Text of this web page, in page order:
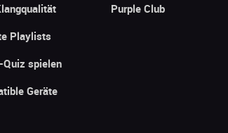
Playlists
spielen
Geräte
Purple Club